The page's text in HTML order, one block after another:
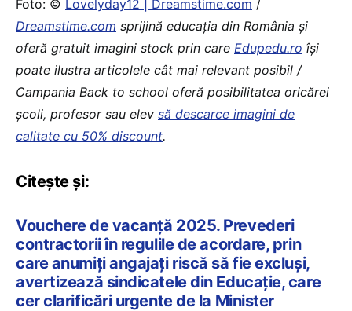
Foto: © Lovelyday12 | Dreamstime.com /
Dreamstime.com sprijină educaţia din România şi
oferă gratuit imagini stock prin care Edupedu.ro îşi
poate ilustra articolele cât mai relevant posibil /
Campania Back to school oferă posibilitatea oricărei
școli, profesor sau elev să descarce imagini de
calitate cu 50% discount.
Citește și:
Vouchere de vacanță 2025. Prevederi
contractorii în regulile de acordare, prin
care anumiți angajați riscă să fie excluși,
avertizează sindicatele din Educație, care
cer clarificări urgente de la Minister